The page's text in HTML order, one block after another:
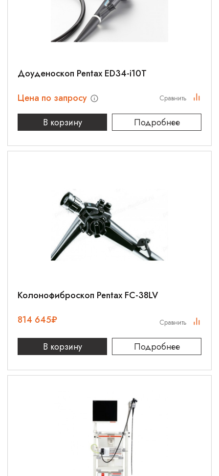
Доуденоскоп Pentax ED34-i10T
Цена по запросу
В корзину
Подробнее
Сравнить
Колонофиброскоп Pentax FC-38LV
814 645₽
В корзину Подробнее
Сравнить